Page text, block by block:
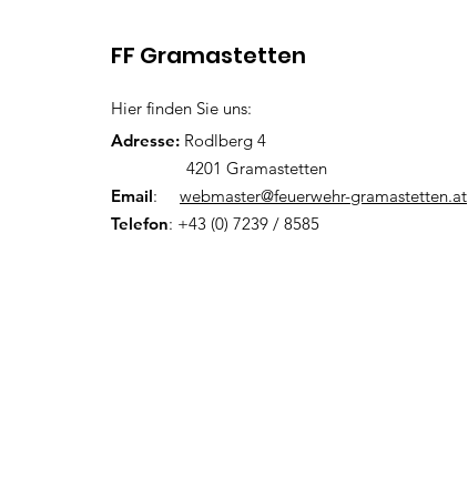
FF Gramastetten
Hier finden Sie uns:
Adresse: Rodlberg 4
4201 Gramastetten
Email: webmaster@feuerwehr-gramastetten.at
Telefon: +43 (0) 7239 / 8585